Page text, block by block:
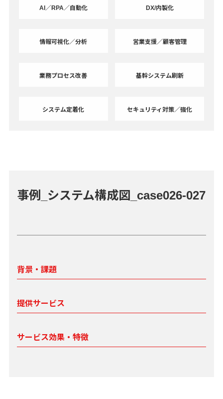
AI／RPA／自動化 DX/内製化
情報可視化／分析 営業支援／顧客管理
業務プロセス改善 基幹システム刷新
システム定着化 セキュリティ対策／強化
事例_システム構成図_case026-027
背景・課題
提供サービス
サービス効果・特徴